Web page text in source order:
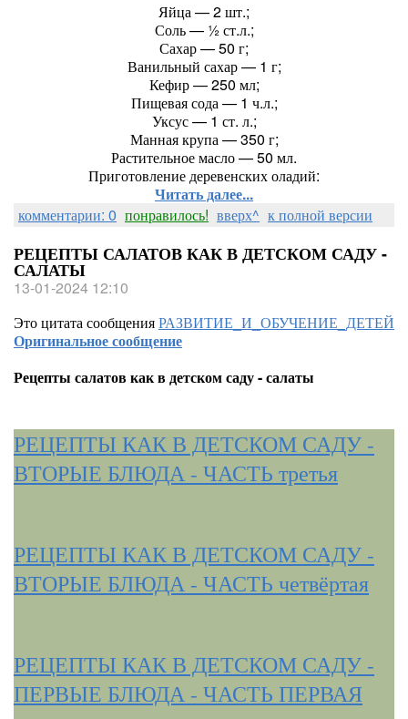
Яйца — 2 шт.;
Соль — ½ ст.л.;
Сахар — 50 г;
Ванильный сахар — 1 г;
Кефир — 250 мл;
Пищевая сода — 1 ч.л.;
Уксус — 1 ст. л.;
Манная крупа — 350 г;
Растительное масло — 50 мл.
Приготовление деревенских оладий:
Читать далее...
комментарии: 0 понравилось! вверх^ к полной версии
РЕЦЕПТЫ САЛАТОВ КАК В ДЕТСКОМ САДУ -
САЛАТЫ
13-01-2024 12:10
Это цитата сообщенияРАЗВИТИЕ_И_ОБУЧЕНИЕ_ДЕТЕЙ
Оригинальное сообщение
Рецепты салатов как в детском саду - салаты
РЕЦЕПТЫ КАК В ДЕТСКОМ САДУ -
ВТОРЫЕ БЛЮДА - ЧАСТЬ третья
РЕЦЕПТЫ КАК В ДЕТСКОМ САДУ -
ВТОРЫЕ БЛЮДА - ЧАСТЬ четвёртая
РЕЦЕПТЫ КАК В ДЕТСКОМ САДУ -
ПЕРВЫЕ БЛЮДА - ЧАСТЬ ПЕРВАЯ